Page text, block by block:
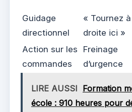
Guidage
directionnel
« Tournez à
droite ici »
Action sur les
commandes
Freinage
d’urgence
LIRE AUSSI Formation
école : 910 heures pour